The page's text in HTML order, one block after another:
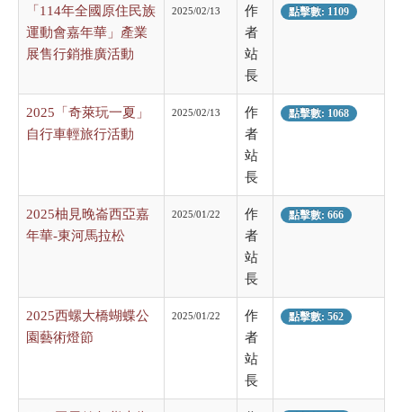
「114年全國原住民族
運動會嘉年華」產業
展售行銷推廣活動
2025/02/13
作
者
站
長
點擊數: 1109
2025「奇萊玩一夏」
自行車輕旅行活動
2025/02/13
作
者
站
長
點擊數: 1068
2025柚見晚崙西亞嘉
年華-東河馬拉松
2025/01/22
作
者
站
長
點擊數: 666
2025西螺大橋蝴蝶公
園藝術燈節
2025/01/22
作
者
站
長
點擊數: 562